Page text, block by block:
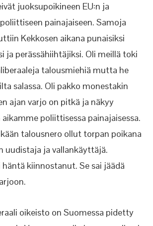
juoksupoikineen EU:n ja
painajaiseen. Samoja
Kekkosen aikana punaisiksi
ja perässähiihtäjiksi. Oli meillä toki
talousmiehiä mutta he
salassa. Oli pakko monestakin
ajan varjo on pitkä ja näkyy
poliittisessa painajaisessa.
talousnero ollut torpan poikana
uudistaja ja vallankäyttäjä.
kiinnostanut. Se sai jäädä
oikeisto on Suomessa pidetty